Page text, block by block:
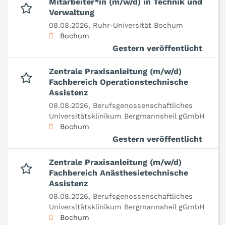
Mitarbeiter*in (m/w/d) in Technik und
Verwaltung
08.08.2026, Ruhr-Universität Bochum
Bochum
Gestern veröffentlicht
Zentrale Praxisanleitung (m/w/d)
Fachbereich Operationstechnische
Assistenz
08.08.2026, Berufsgenossenschaftliches
Universitätsklinikum Bergmannsheil gGmbH
Bochum
Gestern veröffentlicht
Zentrale Praxisanleitung (m/w/d)
Fachbereich Anästhesietechnische
Assistenz
08.08.2026, Berufsgenossenschaftliches
Universitätsklinikum Bergmannsheil gGmbH
Bochum